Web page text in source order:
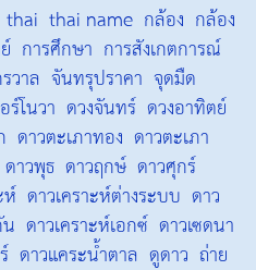
thai thai name กล้อง กล้อง
การศึกษา การสังเกตการณ์
วาล จันทรุปราคา จุดมืด
ร์โนวา ดวงจันทร์ ดวงอาทิตย์
ดาวตะเภาทอง ดาวตะเภา
ดาวพุธ ดาวฤกษ์ ดาวศุกร์
ห์ ดาวเคราะห์ต่างระบบ ดาว
ดาวเคราะห์เอกซ์ ดาวเซดนา
ดาวแคระน้ำตาล ดูดาว ถ่าย